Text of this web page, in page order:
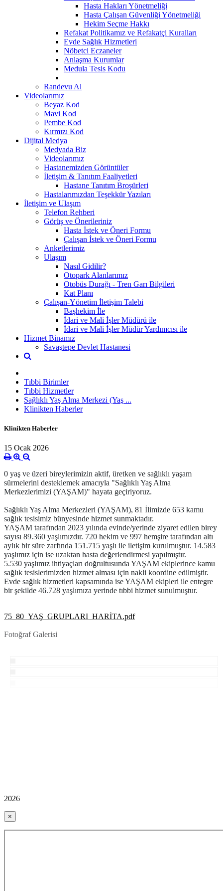
Hasta Hakları Yönetmeliği
Hasta Çalışan Güvenliği Yönetmeliği
Hekim Seçme Hakkı
Refakat Politikamız ve Refakatçi Kuralları
Evde Sağlık Hizmetleri
Nöbetci Eczaneler
Anlaşma Kurumlar
Medula Tesis Kodu
Randevu Al
Videolarımız
Beyaz Kod
Mavi Kod
Pembe Kod
Kırmızı Kod
Dijital Medya
Medyada Biz
Videolarımız
Hastanemizden Görüntüler
İletişim & Tanıtım Faaliyetleri
Hastane Tanıtım Broşürleri
Hastalarımızdan Teşekkür Yazıları
İletişim ve Ulaşım
Telefon Rehberi
Görüş ve Önerileriniz
Hasta İstek ve Öneri Formu
Çalışan İstek ve Öneri Formu
Anketlerimiz
Ulaşım
Nasıl Gidilir?
Otopark Alanlarımız
Otobüs Durağı - Tren Garı Bilgileri
Kat Planı
Çalışan-Yönetim İletişim Talebi
Başhekim İle
İdari ve Mali İşler Müdürü ile
İdari ve Mali İşler Müdür Yardımcısı ile
Hizmet Binamız
Savaştepe Devlet Hastanesi
Tıbbi Birimler
Tıbbi Hizmetler
Sağlıklı Yaş Alma Merkezi (Yaş ...
Klinikten Haberler
Klinikten Haberler
15 Ocak 2026
0 yaş ve üzeri bireylerimizin aktif, üretken ve sağlıklı yaşam
sürmelerini desteklemek amacıyla "Sağlıklı Yaş Alma
Merkezlerimizi (YAŞAM)" hayata geçiriyoruz.
Sağlıklı Yaş Alma Merkezleri (YAŞAM), 81 İlimizde 653 kamu
sağlık tesisimiz bünyesinde hizmet sunmaktadır.
YAŞAM tarafından 2023 yılında evinde/yerinde ziyaret edilen birey
sayısı 89.360 yaşlımızdır. 720 hekim ve 997 hemşire tarafından altı
aylık bir süre zarfında 151.715 yaşlı ile iletişim kurulmuştur. 14.583
yaşlımız için ise uzaktan hasta değerlendirmesi yapılmıştır.
5.530 yaşlımız ihtiyaçları doğrultusunda YAŞAM ekiplerince kamu
sağlık tesislerimizden hizmet alması için nakli koordine edilmiştir.
Evde sağlık hizmetleri kapsamında ise YAŞAM ekipleri ile entegre
bir şekilde 46.728 yaşlımıza yerinde tıbbi hizmet sunulmuştur.
75_80_YAŞ_GRUPLARI_HARİTA.pdf
Fotoğraf Galerisi
2026
×